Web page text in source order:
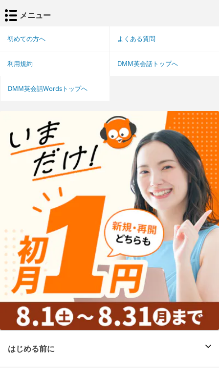
メニュー
初めての方へ よくある質問
利用規約 DMM英会話トップへ
DMM英会話Wordsトップへ
はじめる前に